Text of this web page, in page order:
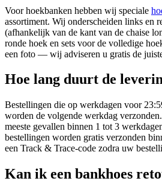
Voor hoekbanken hebben wij speciale
assortiment. Wij onderscheiden links en
(afhankelijk van de kant van de chaise
ronde hoek en sets voor de volledige
een foto — wij adviseren u gratis de
Hoe lang duurt de
Bestellingen die op werkdagen voor
worden de volgende werkdag
meeste gevallen binnen 1 tot 3
bestellingen worden gratis verzonden
een Track & Trace-code zodra uw
Kan ik een bankhoes